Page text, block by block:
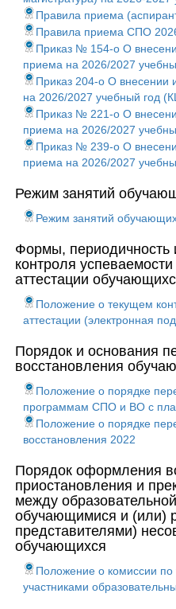
Правила приема
Правила приема СПО
Приказ № 154-о О
приема на 2026/2027
Приказ 204-о О внесении
на 2026/2027 учебный год
Приказ № 221-о О
приема на 2026/2027
Приказ № 239-о О
приема на 2026/2027
Режим занятий
Режим занятий
Формы, периодичность
контроля
аттестации
Положение о текущем
аттестации (электронная
Порядок и основания
восстановления
Положение о порядке
программам СПО и ВО с
Положение о порядке
восстановления 2022
Порядок оформления
приостановления и
между
обучающимися и (или)
представителями)
обучающихся
Положение о комиссии
участниками